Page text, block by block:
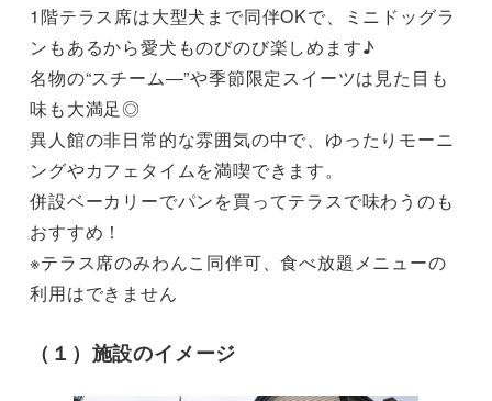
1階テラス席は大型犬まで同伴OKで、ミニドッグラ
ンもあるから愛犬ものびのび楽しめます♪
名物の“スチーム―”や季節限定スイーツは見た目も
味も大満足◎
異人館の非日常的な雰囲気の中で、ゆったりモーニ
ングやカフェタイムを満喫できます。
併設ベーカリーでパンを買ってテラスで味わうのも
おすすめ！
※テラス席のみわんこ同伴可、食べ放題メニューの
利用はできません
（１）施設のイメージ